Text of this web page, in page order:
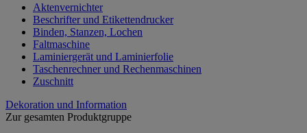
Aktenvernichter
Beschrifter und Etikettendrucker
Binden, Stanzen, Lochen
Faltmaschine
Laminiergerät und Laminierfolie
Taschenrechner und Rechenmaschinen
Zuschnitt
Dekoration und Information
Zur gesamten Produktgruppe